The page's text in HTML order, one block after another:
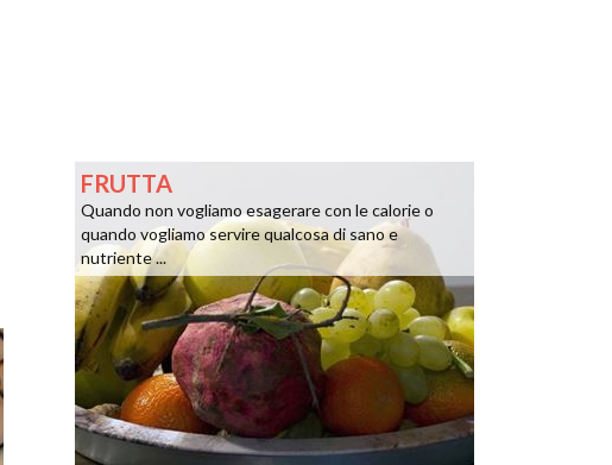
FRUTTA
Quando non vogliamo esagerare con le calorie o
quando vogliamo servire qualcosa di sano e
nutriente ...